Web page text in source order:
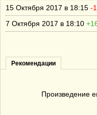
15 Октября 2017 в 18:15 -
7 Октября 2017 в 18:10
Рекомендации
Произведение